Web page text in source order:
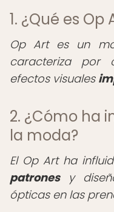
1. ¿Qué es Op
Op Art es un
caracteriza por
efectos visuales
2. ¿Cómo ha
la moda?
El Op Art ha
patronesy
ópticas en las